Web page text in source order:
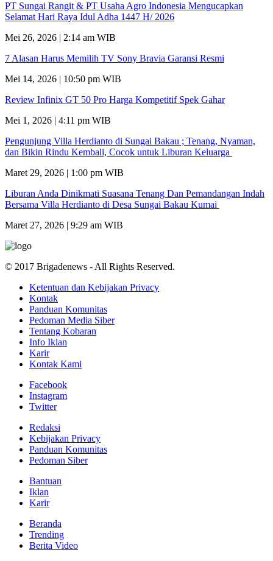
PT Sungai Rangit & PT Usaha Agro Indonesia Mengucapkan
Selamat Hari Raya Idul Adha 1447 H/ 2026
Mei 26, 2026 | 2:14 am WIB
7 Alasan Harus Memilih TV Sony Bravia Garansi Resmi
Mei 14, 2026 | 10:50 pm WIB
Review Infinix GT 50 Pro Harga Kompetitif Spek Gahar
Mei 1, 2026 | 4:11 pm WIB
Pengunjung Villa Herdianto di Sungai Bakau ; Tenang, Nyaman,
dan Bikin Rindu Kembali, Cocok untuk Liburan Keluarga
Maret 29, 2026 | 1:00 pm WIB
Liburan Anda Dinikmati Suasana Tenang Dan Pemandangan Indah
Bersama Villa Herdianto di Desa Sungai Bakau Kumai
Maret 27, 2026 | 9:29 am WIB
© 2017 Brigadenews - All Rights Reserved.
Ketentuan dan Kebijakan Privacy
Kontak
Panduan Komunitas
Pedoman Media Siber
Tentang Kobaran
Info Iklan
Karir
Kontak Kami
Facebook
Instagram
Twitter
Redaksi
Kebijakan Privacy
Panduan Komunitas
Pedoman Siber
Bantuan
Iklan
Karir
Beranda
Trending
Berita Video